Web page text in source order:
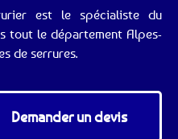
est le spécialiste du
tout le département Alpes-
de serrures.
Demander un devis